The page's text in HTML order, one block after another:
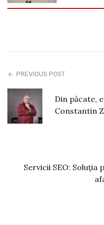
PREVIOUS POST
Din păcate,
Constantin
Servicii SEO: